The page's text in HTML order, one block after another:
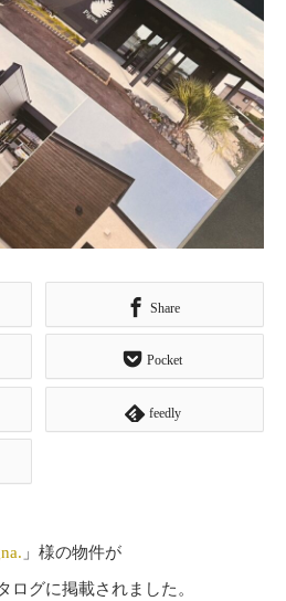
Share
Pocket
feedly
」様の物件が
ログに掲載されました。